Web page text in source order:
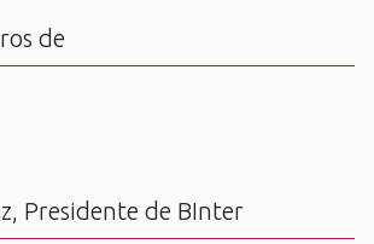
de
Presidente de BInter